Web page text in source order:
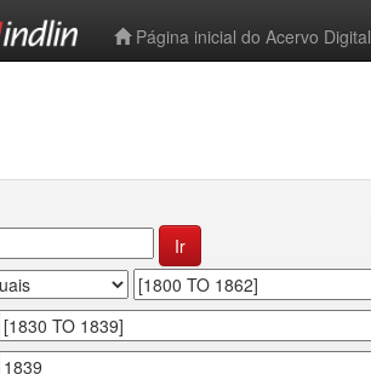
Página inicial do Acervo Digital